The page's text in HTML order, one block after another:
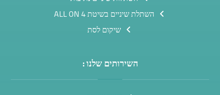
השתלת שיניים בשיטת ALL ON 4
שיקום לסת
השירותים שלנו :